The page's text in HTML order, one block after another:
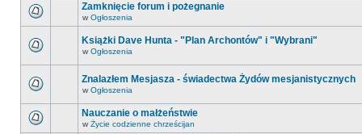
Zamknięcie forum i pożegnanie
w Ogłoszenia
Książki Dave Hunta - "Plan Archontów" i "Wybrani"
w Ogłoszenia
Znalazłem Mesjasza - świadectwa Żydów mesjanistycznych
w Ogłoszenia
Nauczanie o małżeństwie
w Życie codzienne chrześcijan